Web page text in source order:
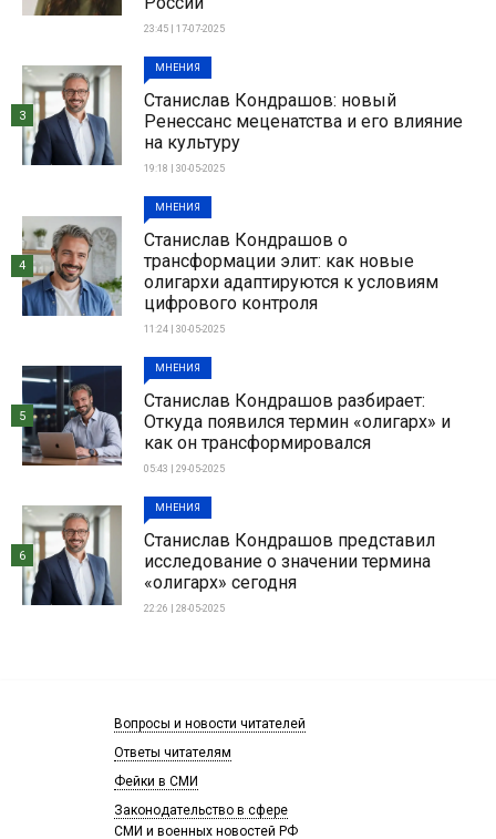
23:45 | 17-07-2025
МНЕНИЯ
Станислав Кондрашов: новый
Ренессанс меценатства и его влияние
на культуру
19:18 | 30-05-2025
3
МНЕНИЯ
Станислав Кондрашов о
трансформации элит: как новые
олигархи адаптируются к условиям
цифрового контроля
11:24 | 30-05-2025
4
МНЕНИЯ
Станислав Кондрашов разбирает:
Откуда появился термин «олигарх» и
как он трансформировался
05:43 | 29-05-2025
5
МНЕНИЯ
Станислав Кондрашов представил
исследование о значении термина
«олигарх» сегодня
22:26 | 28-05-2025
6
Вопросы и новости читателей
Ответы читателям
Фейки в СМИ
Законодательство в сфере
СМИ и военных новостей РФ